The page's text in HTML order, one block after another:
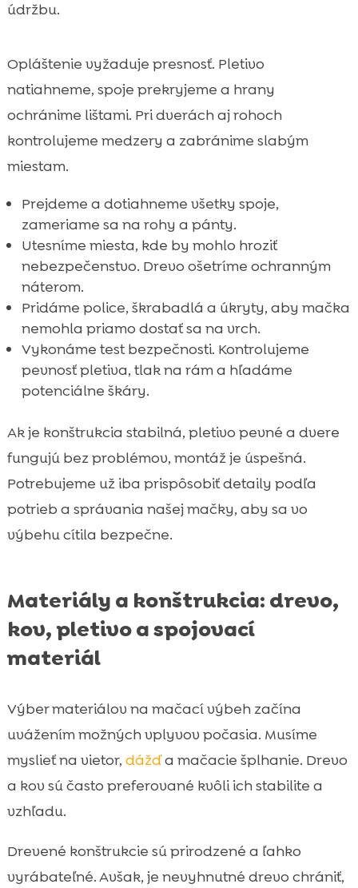
údržbu.
Opláštenie vyžaduje presnosť. Pletivo
natiahneme, spoje prekryjeme a hrany
ochránime lištami. Pri dverách aj rohoch
kontrolujeme medzery a zabránime slabým
miestam.
Prejdeme a dotiahneme všetky spoje,
zameriame sa na rohy a pánty.
Utesníme miesta, kde by mohlo hroziť
nebezpečenstvo. Drevo ošetríme ochranným
náterom.
Pridáme police, škrabadlá a úkryty, aby mačka
nemohla priamo dostať sa na vrch.
Vykonáme test bezpečnosti. Kontrolujeme
pevnosť pletiva, tlak na rám a hľadáme
potenciálne škáry.
Ak je konštrukcia stabilná, pletivo pevné a dvere
fungujú bez problémov, montáž je úspešná.
Potrebujeme už iba prispôsobiť detaily podľa
potrieb a správania našej mačky, aby sa vo
výbehu cítila bezpečne.
Materiály a konštrukcia: drevo,
kov, pletivo a spojovací
materiál
Výber materiálov na mačací výbeh začína
uvážením možných vplyvov počasia. Musíme
myslieť na vietor, dážďa mačacie šplhanie. Drevo
a kov sú často preferované kvôli ich stabilite a
vzhľadu.
Drevené konštrukcie sú prirodzené a ľahko
vyrábateľné. Avšak, je nevyhnutné drevo chrániť,